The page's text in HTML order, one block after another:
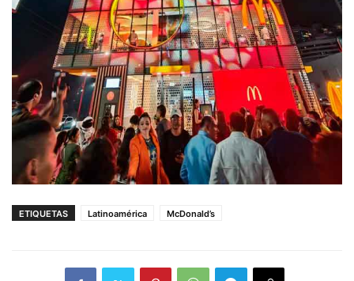
ETIQUETAS Latinoamérica McDonald’s